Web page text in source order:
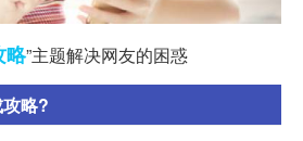
略”主题解决网友的困惑
略?